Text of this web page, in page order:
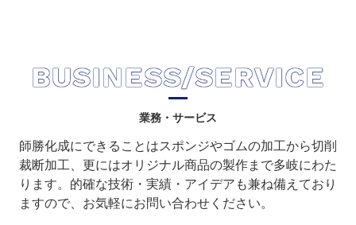
BUSINESS/SERVICE
業務・サービス
師勝化成にできることはスポンジやゴムの加工から切削
裁断加工、更にはオリジナル商品の製作まで多岐にわた
ります。的確な技術・実績・アイデアも兼ね備えており
ますので、お気軽にお問い合わせください。